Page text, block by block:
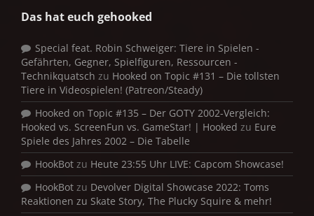
Das hat euch gehooked
Special feat. Robin Schweiger: Tiere in Spielen -
Gefährten, Gegner, Spielfiguren, Ressourcen -
Technikquatsch zu Hooked on Topic #131 – Die tollsten
Tiere in Videospielen! (Patreon/Steady)
Hooked on Topic #135 – Der GOTY 2002-Vergleich:
Hooked vs. ScreenFun vs. GameStar! | Hooked zu Eure
Spiele des Jahres 2002 – Die Tabelle
HookBot zu Heute 23:55 Uhr LIVE: Capcom Showcase!
HookBot zu Devolver Digital Showcase 2022: Toms
Reaktionen zu Skate Story, The Plucky Squire & mehr!